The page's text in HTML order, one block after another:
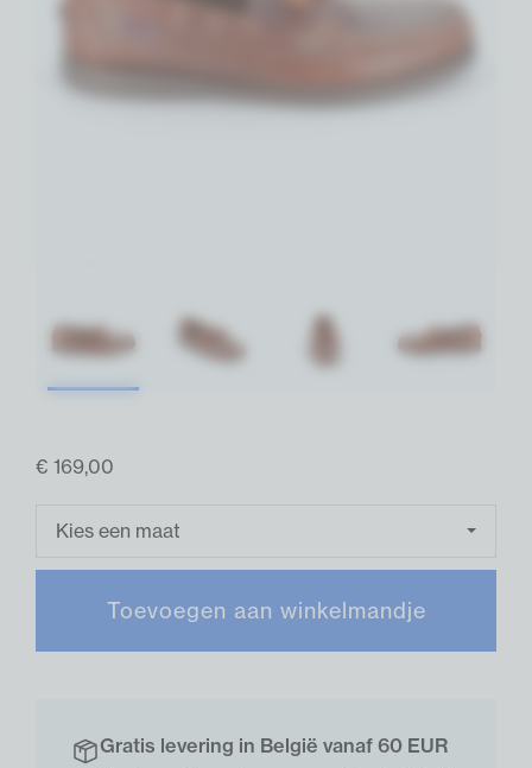
€ 169,00
Kies een maat
Toevoegen aan winkelmandje
Gratis levering in België vanaf 60 EUR